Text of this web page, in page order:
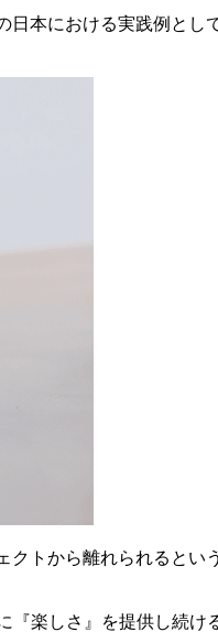
本における実践例と
トから離れられると
『楽しさ』を提供し続